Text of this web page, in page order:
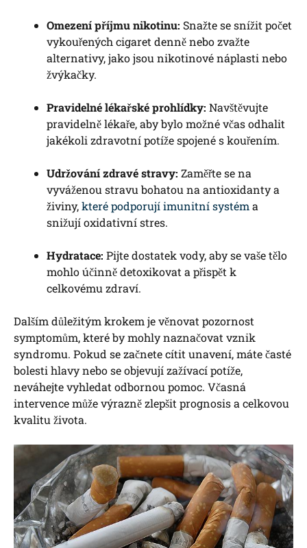
Omezení příjmu nikotinu: Snažte se snížit počet
vykouřených cigaret denně nebo zvažte
alternativy, jako jsou nikotinové náplasti nebo
žvýkačky.
Pravidelné lékařské prohlídky: Navštěvujte
pravidelně lékaře, aby bylo možné včas odhalit
jakékoli zdravotní potíže spojené s kouřením.
Udržování zdravé stravy: Zaměřte se na
vyváženou stravu bohatou na antioxidanty a
živiny,které podporují imunitní systém a
snižují oxidativní stres.
Hydratace: Pijte dostatek vody, aby se vaše tělo
mohlo účinně detoxikovat a přispět k
celkovému zdraví.
Dalším důležitým krokem je věnovat pozornost
symptomům, které by mohly naznačovat vznik
syndromu. Pokud se začnete cítit unavení, máte časté
bolesti hlavy nebo se objevují zažívací potíže,
neváhejte vyhledat odbornou pomoc. Včasná
intervence může výrazně zlepšit prognosis a celkovou
kvalitu života.